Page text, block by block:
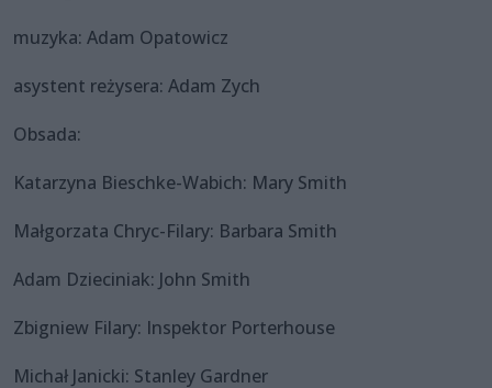
muzyka: Adam Opatowicz
asystent reżysera: Adam Zych
Obsada:
Katarzyna Bieschke-Wabich: Mary Smith
Małgorzata Chryc-Filary: Barbara Smith
Adam Dzieciniak: John Smith
Zbigniew Filary: Inspektor Porterhouse
Michał Janicki: Stanley Gardner